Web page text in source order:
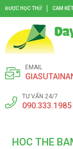
ĐƯỢC HỌC THỬ CAM
EMAIL
TƯ VẤN 24/7
HOC THE